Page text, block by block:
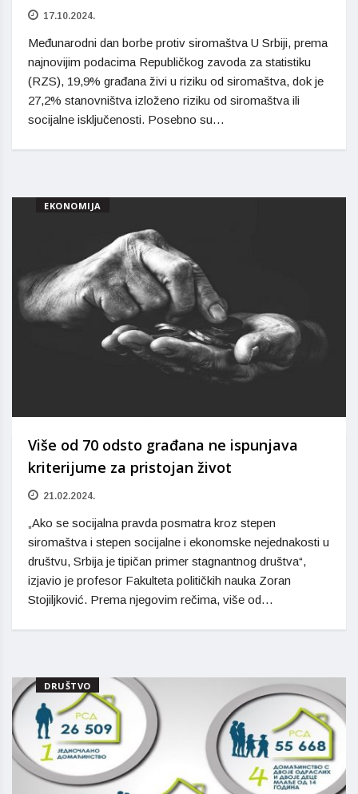
17.10.2024.
Međunarodni dan borbe protiv siromaštva U Srbiji, prema
najnovijim podacima Republičkog zavoda za statistiku
(RZS), 19,9% građana živi u riziku od siromaštva, dok je
27,2% stanovništva izloženo riziku od siromaštva ili
socijalne isključenosti. Posebno su…
EKONOMIJA
Više od 70 odsto građana ne ispunjava
kriterijume za pristojan život
21.02.2024.
„Ako se socijalna pravda posmatra kroz stepen
siromaštva i stepen socijalne i ekonomske nejednakosti u
društvu, Srbija je tipičan primer stagnantnog društva“,
izjavio je profesor Fakulteta političkih nauka Zoran
Stojiljković. Prema njegovim rečima, više od…
DRUŠTVO